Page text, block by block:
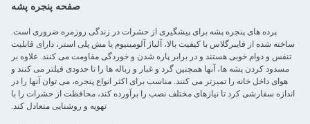
صفحه پنجره پشه
پرده های پنجره پشه برای پیشگیری از حشرات در زندگی روزمره ضروری است.
ساخته شده از فایبرگلاس با کیفیت بالا، آلیاژ آلومینیوم یا مش پلی استر، دارای قابلیت
تنفس و دوام خوبی هستند و در برابر پاره شدن و خوردگی مقاومت می کنند. علاوه بر
مسدود کردن پشه ها، آنها همچنین گرد و غبار و زباله ها را تا حدودی فیلتر می کنند و
هوای داخل خانه را تمیزتر می کنند. مناسب برای اکثر انواع پنجره، می توان آنها را در
اندازه سفارشی کرد تا نیازهای مختلف نصب را برآورده کند، محافظت از حشرات را با
تهویه و روشنایی متعادل کند.